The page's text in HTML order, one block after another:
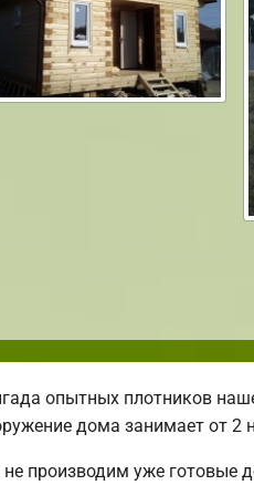
опытных плотников
дома занимает от 2
производим уже готовые